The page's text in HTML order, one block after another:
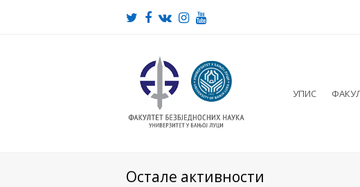
Twitter
Facebook
VKInstagram
Youtube
УПИС
Остале активности